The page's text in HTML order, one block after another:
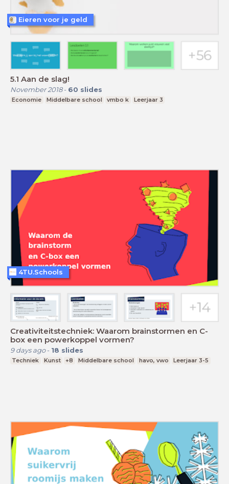
5.1 Aan de slag!
November 2018- 60 slides
Economie Middelbare school vmbo k Leerjaar 3
Eieren voor je geld
Creativiteitstechniek: Waarom brainstormen en C-
box een powerkoppel vormen?
9 days ago- 18 slides
Techniek Kunst +8 Middelbare school havo, vwo Leerjaar 3-5
4TU.Schools